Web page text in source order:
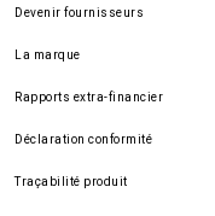
Devenir fournisseurs
La marque
Rapports extra-financier
Déclaration conformité
Traçabilité produit